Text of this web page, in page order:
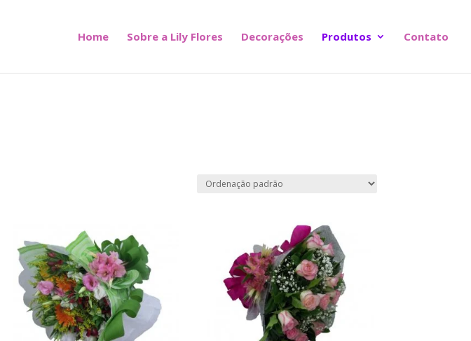
Home Sobre a Lily Flores Decorações Produtos Contato